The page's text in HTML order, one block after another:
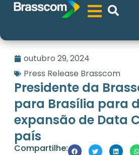
outubro 29, 2024
Press Release Brasscom
Presidente da
para Brasília para
expansão de Data
país
Compartilhe: